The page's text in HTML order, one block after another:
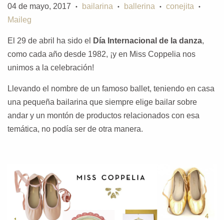
04 de mayo, 2017 • bailarina • ballerina • conejita •
Maileg
El 29 de abril ha sido el Día Internacional de la danza,
como cada año desde 1982, ¡y en Miss Coppelia nos
unimos a la celebración!
Llevando el nombre de un famoso ballet, teniendo en casa
una pequeña bailarina que siempre elige bailar sobre
andar y un montón de productos relacionados con esa
temática, no podía ser de otra manera.